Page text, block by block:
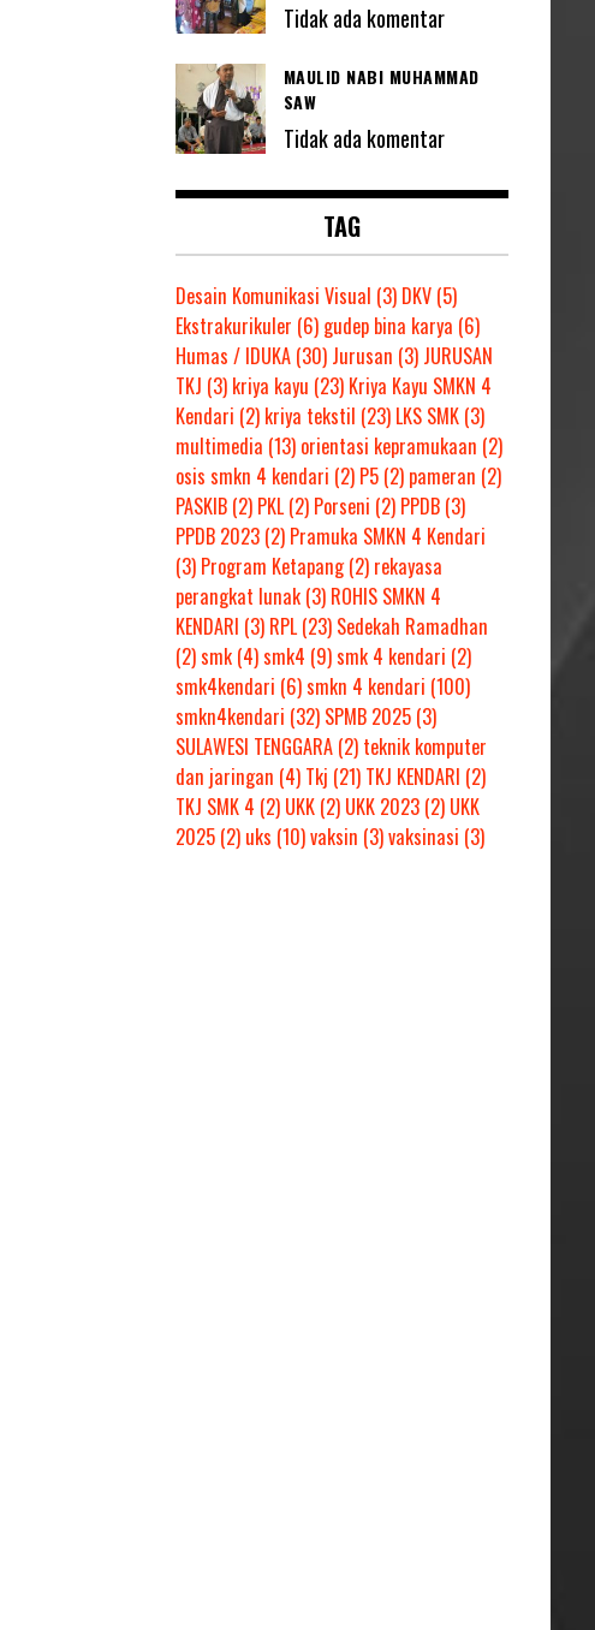
Tidak ada komentar
MAULID NABI MUHAMMAD
SAW
Tidak ada komentar
TAG
Desain Komunikasi Visual (3) DKV(5)
Ekstrakurikuler (6) gudep bina karya (6)
Humas / IDUKA(30) Jurusan (3) JURUSAN
TKJ (3) kriya kayu (23) Kriya Kayu SMKN 4
Kendari (2) kriya tekstil (23) LKS SMK(3)
multimedia (13) orientasi kepramukaan (2)
osis smkn 4 kendari (2) P5(2) pameran (2)
PASKIB(2) PKL(2) Porseni (2) PPDB(3)
PPDB 2023(2) Pramuka SMKN 4 Kendari
(3) Program Ketapang(2) rekayasa
perangkat lunak(3) ROHIS SMKN 4
KENDARI (3) RPL(23) Sedekah Ramadhan
(2)smk(4)smk4 (9)smk 4 kendari (2)
smk4kendari (6)smkn 4 kendari (100)
smkn4kendari (32) SPMB 2025(3)
SULAWESI TENGGARA(2) teknik komputer
dan jaringan (4) Tkj (21) TKJ KENDARI (2)
TKJ SMK 4 (2) UKK(2) UKK 2023(2) UKK
2025(2) uks (10)vaksin (3)vaksinasi (3)